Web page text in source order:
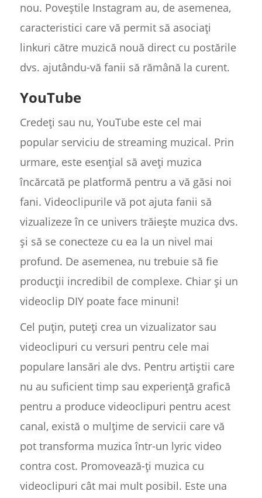
nou. Poveștile Instagram au, de asemenea,
caracteristici care vă permit să asociați
linkuri către muzică nouă direct cu postările
dvs. ajutându-vă fanii să rămână la curent.
YouTube
Credeți sau nu, YouTube este cel mai
popular serviciu de streaming muzical. Prin
urmare, este esențial să aveți muzica
încărcată pe platformă pentru a vă găsi noi
fani. Videoclipurile vă pot ajuta fanii să
vizualizeze în ce univers trăiește muzica dvs.
și să se conecteze cu ea la un nivel mai
profund. De asemenea, nu trebuie să fie
producții incredibil de complexe. Chiar și un
videoclip DIY poate face minuni!
Cel puțin, puteți crea un vizualizator sau
videoclipuri cu versuri pentru cele mai
populare lansări ale dvs. Pentru artiștii care
nu au suficient timp sau experiență grafică
pentru a produce videoclipuri pentru acest
canal, există o mulțime de servicii care vă
pot transforma muzica într-un lyric video
contra cost. Promovează-ți muzica cu
videoclipuri cât mai mult posibil. Este una